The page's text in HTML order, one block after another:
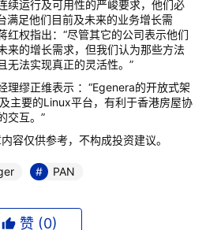
续运行及可用性的严峻要求，他们必
满足他们目前及未来的业务增长需
红权指出：“尽管其它的公司表示他们
来的增长需求，但我们认为那些方法
无法实现真正的灵活性。”
理缪正维表示 ：“Egenera的开放式架
主要的Linux平台，有利于香港房屋协
交互。”
容仅供参考，不构成投资建议。
PAN
赞 (0)